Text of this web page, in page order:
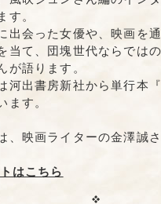
す。
出会った女優や、映画を
当て、団塊世代ならでは
が語ります。
河出書房新社から単行本
ます。
、映画ライターの金澤誠
はこちら